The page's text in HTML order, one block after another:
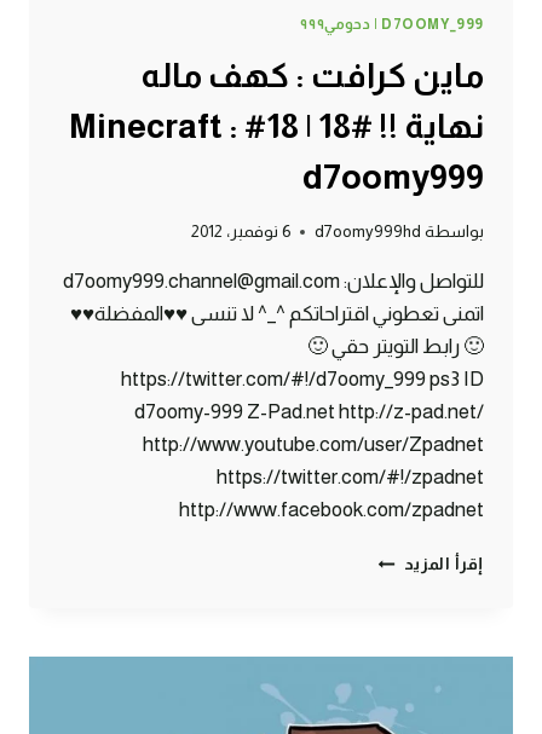
D7OOMY_999 | دحومي٩٩٩
ماين كرافت : كهف ماله
نهاية !! #18 | 18# Minecraft :
d7oomy999
بواسطة d7oomy999hd 6 نوفمبر، 2012
للتواصل والإعلان: d7oomy999.channel@gmail.com
اتمنى تعطوني اقتراحاتكم ^_^ لا تنسى ♥♥المفضلة♥♥
🙂 رابط التويتر حقي 🙂
https://twitter.com/#!/d7oomy_999 ps3 ID
d7oomy-999 Z-Pad.net http://z-pad.net/
http://www.youtube.com/user/Zpadnet
https://twitter.com/#!/zpadnet
http://www.facebook.com/zpadnet
إقرأ المزيد ماين
ماله
نهاية
!!